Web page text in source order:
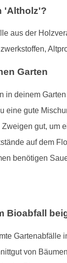
'Altholz'?
aus der
Garten
in deinem
eine gute
gut, um
auf dem
benötigen
Bioabfall
Gartenabfälle
von